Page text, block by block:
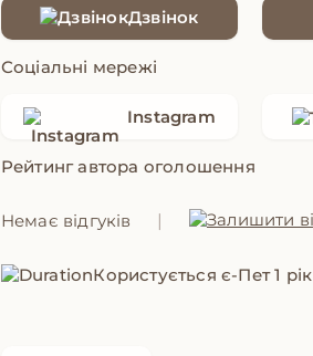
Дзвінок
Соціальні мережі
Instagram
Рейтинг автора оголошення
Немає відгуків |
Користується є-Пет 1 рік